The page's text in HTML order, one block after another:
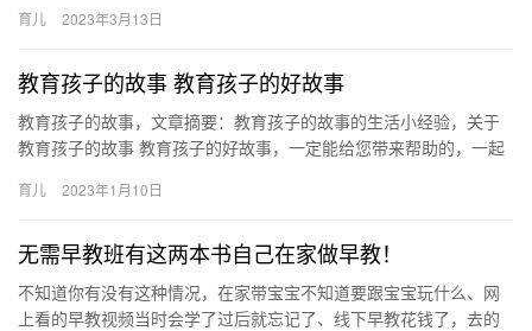
育儿 2023年3月13日
教育孩子的故事 教育孩子的好故事
教育孩子的故事，文章摘要：教育孩子的故事的生活小经验，关于
教育孩子的故事 教育孩子的好故事，一定能给您带来帮助的，一起
育儿 2023年1月10日
无需早教班有这两本书自己在家做早教！
不知道你有没有这种情况，在家带宝宝不知道要跟宝宝玩什么、网
上看的早教视频当时会学了过后就忘记了、线下早教花钱了，去的